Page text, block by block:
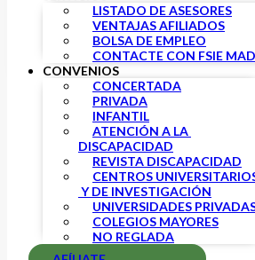
LISTADO DE ASESORES
VENTAJAS AFILIADOS
BOLSA DE EMPLEO
CONTACTE CON FSIE
CONVENIOS
CONCERTADA
PRIVADA
INFANTIL
ATENCIÓN A LA
DISCAPACIDAD
REVISTA DISCAPACIDAD
CENTROS
Y DE INVESTIGACIÓN
UNIVERSIDADES
COLEGIOS MAYORES
NO REGLADA
Buscar
Publicaciones